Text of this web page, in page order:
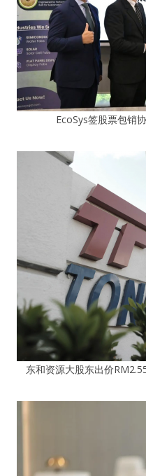
EcoSys签股票包销
东和资源大股东出价